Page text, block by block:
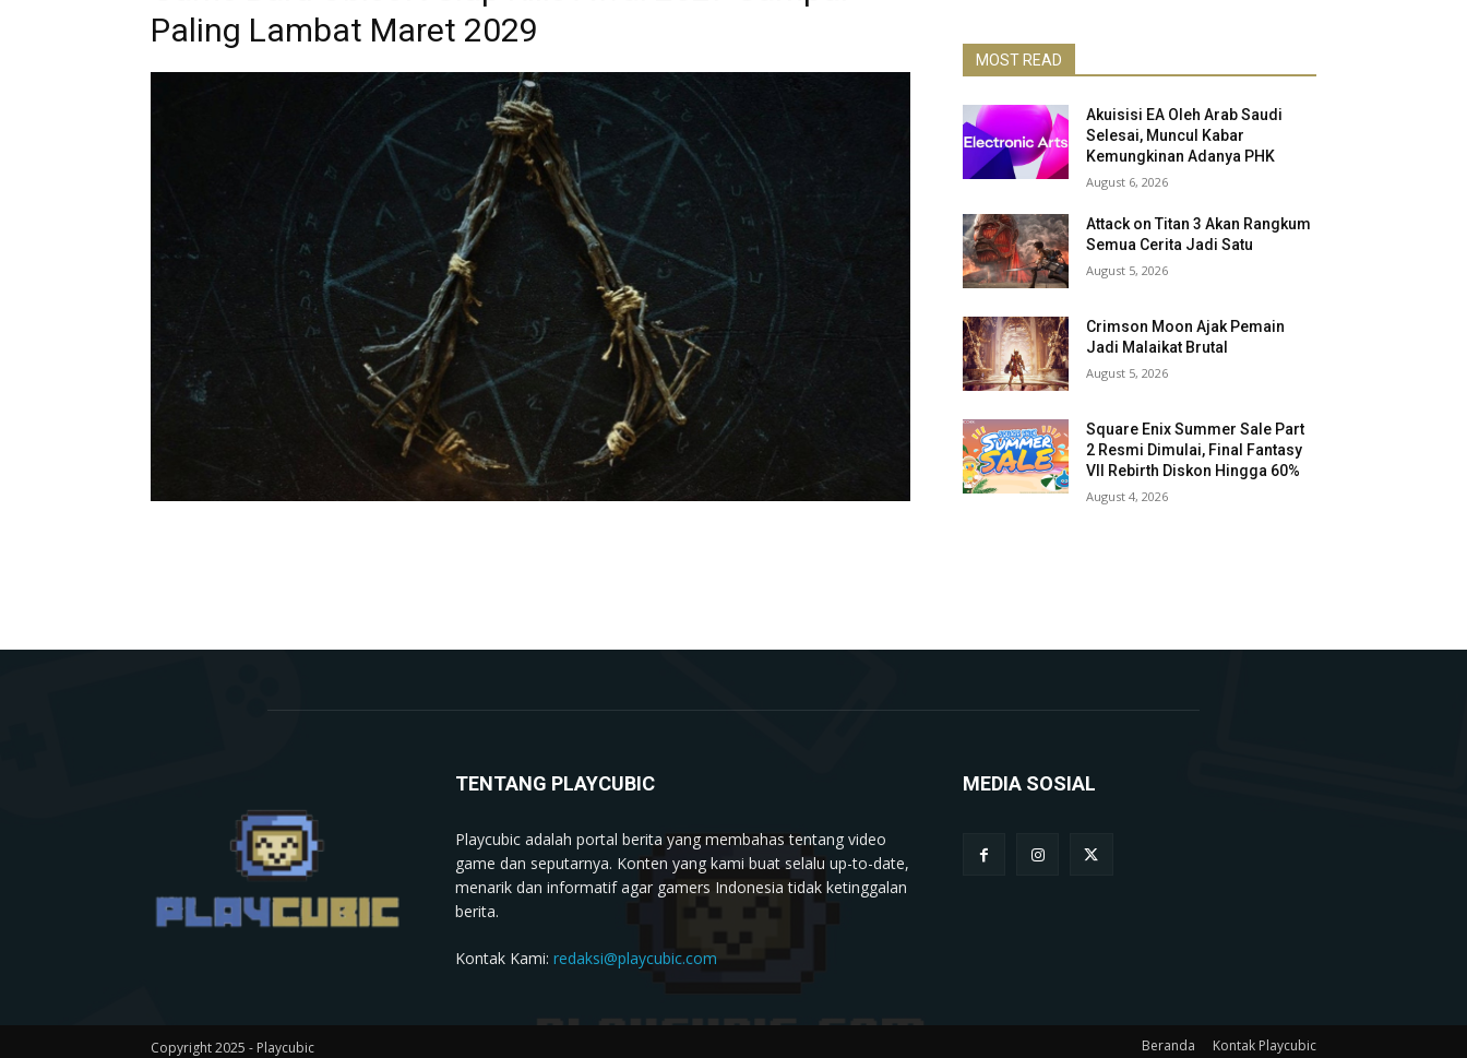
Paling Lambat Maret 2029
MOST READ
Akuisisi EA Oleh Arab Saudi
Selesai, Muncul Kabar
Kemungkinan Adanya PHK
August 6, 2026
Attack on Titan 3 Akan Rangkum
Semua Cerita Jadi Satu
August 5, 2026
Crimson Moon Ajak Pemain
Jadi Malaikat Brutal
August 5, 2026
Square Enix Summer Sale Part
2 Resmi Dimulai, Final Fantasy
VII Rebirth Diskon Hingga 60%
August 4, 2026
TENTANG PLAYCUBIC
Playcubic adalah portal berita yang membahas tentang video
game dan seputarnya. Konten yang kami buat selalu up-to-date,
menarik dan informatif agar gamers Indonesia tidak ketinggalan
berita.
Kontak Kami: redaksi@playcubic.com
MEDIA SOSIAL
Copyright 2025 - Playcubic Beranda Kontak Playcubic